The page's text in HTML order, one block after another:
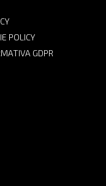
POLICY
GDPR